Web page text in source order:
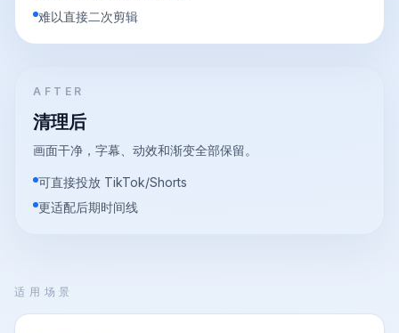
难以直接二次剪辑
AFTER
清理后
画面干净，字幕、动效和渐变全部保留。
可直接投放 TikTok/Shorts
更适配后期时间线
适用场景